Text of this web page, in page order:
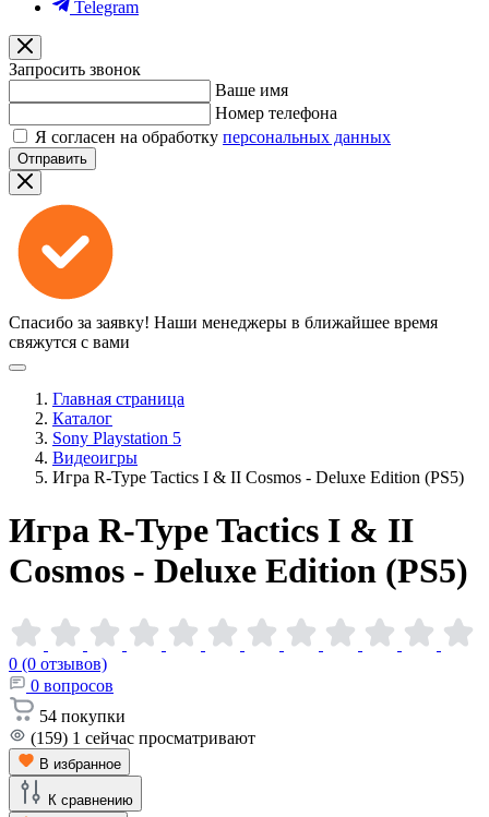
Telegram
Запросить звонок
Ваше имя
Номер телефона
Я согласен на обработку персональных данных
Отправить
Спасибо за заявку! Наши менеджеры в ближайшее время
свяжутся с вами
Главная страница
Каталог
Sony Playstation 5
Видеоигры
Игра R-Type Tactics I & II Cosmos - Deluxe Edition (PS5)
Игра R-Type Tactics I & II
Cosmos - Deluxe Edition (PS5)
0 (0 отзывов)
0 вопросов
54 покупки
(159) 1 сейчас просматривают
В избранное
К сравнению